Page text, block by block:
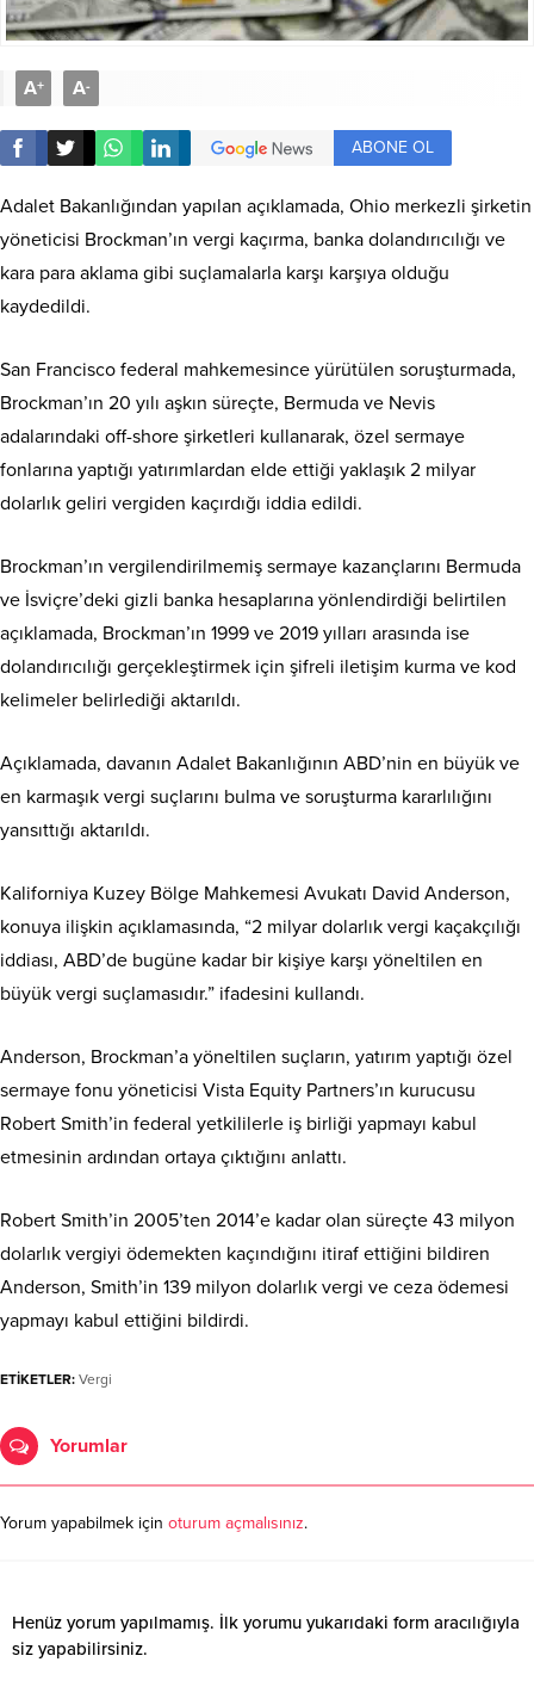
A+ A-
ABONE OL
Adalet Bakanlığından yapılan açıklamada, Ohio merkezli şirketin
yöneticisi Brockman’ın vergi kaçırma, banka dolandırıcılığı ve
kara para aklama gibi suçlamalarla karşı karşıya olduğu
kaydedildi.
San Francisco federal mahkemesince yürütülen soruşturmada,
Brockman’ın 20 yılı aşkın süreçte, Bermuda ve Nevis
adalarındaki off-shore şirketleri kullanarak, özel sermaye
fonlarına yaptığı yatırımlardan elde ettiği yaklaşık 2 milyar
dolarlık geliri vergiden kaçırdığı iddia edildi.
Brockman’ın vergilendirilmemiş sermaye kazançlarını Bermuda
ve İsviçre’deki gizli banka hesaplarına yönlendirdiği belirtilen
açıklamada, Brockman’ın 1999 ve 2019 yılları arasında ise
dolandırıcılığı gerçekleştirmek için şifreli iletişim kurma ve kod
kelimeler belirlediği aktarıldı.
Açıklamada, davanın Adalet Bakanlığının ABD’nin en büyük ve
en karmaşık vergi suçlarını bulma ve soruşturma kararlılığını
yansıttığı aktarıldı.
Kaliforniya Kuzey Bölge Mahkemesi Avukatı David Anderson,
konuya ilişkin açıklamasında, “2 milyar dolarlık vergi kaçakçılığı
iddiası, ABD’de bugüne kadar bir kişiye karşı yöneltilen en
büyük vergi suçlamasıdır.” ifadesini kullandı.
Anderson, Brockman’a yöneltilen suçların, yatırım yaptığı özel
sermaye fonu yöneticisi Vista Equity Partners’ın kurucusu
Robert Smith’in federal yetkililerle iş birliği yapmayı kabul
etmesinin ardından ortaya çıktığını anlattı.
Robert Smith’in 2005’ten 2014’e kadar olan süreçte 43 milyon
dolarlık vergiyi ödemekten kaçındığını itiraf ettiğini bildiren
Anderson, Smith’in 139 milyon dolarlık vergi ve ceza ödemesi
yapmayı kabul ettiğini bildirdi.
ETİKETLER: Vergi
Yorumlar
Yorum yapabilmek için oturum açmalısınız.
Henüz yorum yapılmamış. İlk yorumu yukarıdaki form aracılığıyla
siz yapabilirsiniz.